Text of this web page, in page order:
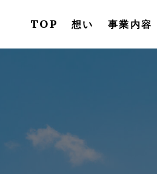
TOP 想い 事業内容